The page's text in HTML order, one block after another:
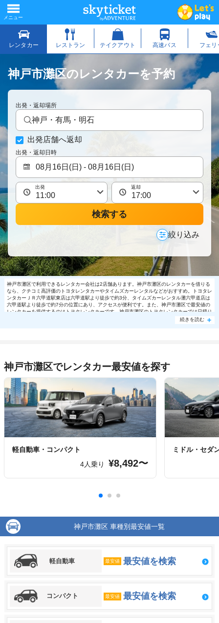
神戸市灘区のレンタカーを予約
出発・返却場所
神戸・有馬・明石
出発店舗へ返却
出発・返却日時
出発 返却
検索する
絞り込み
神戸市灘区で利用できるレンタカー会社は2店舗あります。神戸市灘区のレンタカーを借りる
なら、クチコミ高評価のトヨタレンタカーやタイムズカーレンタルなどがおすすめ。トヨタレ
ンタカーＪＲ六甲道駅東店は六甲道駅より徒歩で約3分、タイムズカーレンタル灘六甲道店は
六甲道駅より徒歩で約7分の位置にあり、アクセスが便利です。また、神戸市灘区で最安値の
レンタカーを提供するのはトヨタレンタカーです。神戸市灘区のトヨタレンタカーでは日帰り
利用でコンパクト8492円～の格安で利用できます。神戸市灘区で大人気の格安レンタカーは
続きを読む
神戸市灘区でレンタカー最安値を探す
軽自動車・コンパクト
4人乗り
¥8,492〜
ミドル・セダ
神戸市灘区 車種別最安値一覧
軽自動車 最安値 最安値を検索
コンパクト 最安値 最安値を検索